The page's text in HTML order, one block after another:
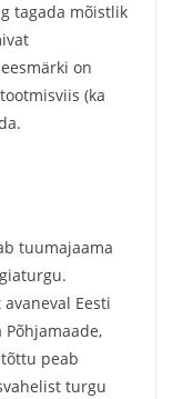
tagada mõistlik
on
(ka
tuumajaama
Eesti
peab
turgu